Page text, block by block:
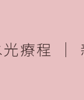
光療程 │